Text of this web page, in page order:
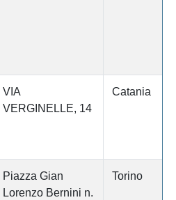
VIA
VERGINELLE, 14
Catania
Piazza Gian
Lorenzo Bernini n.
Torino